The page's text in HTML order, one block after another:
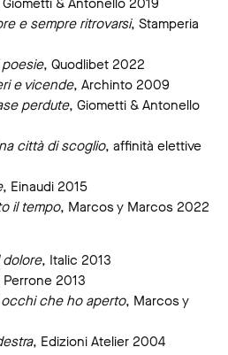
e sempre ritrovarsi, Stamperia
poesie, Quodlibet 2022
e vicende, Archinto 2009
perdute, Giometti & Antonello
città di scoglio, affinità elettive
, Einaudi 2015
il tempo, Marcos y Marcos 2022
, Italic 2013
2013
occhi che ho aperto, Marcos y
, Edizioni Atelier 2004